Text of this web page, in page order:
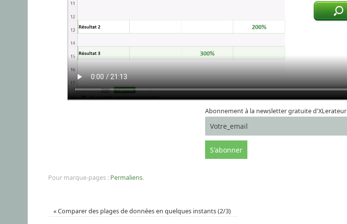
Abonnement à la newsletter gratuite d'XLerateur
Pour marque-pages : Permaliens.
«Comparer des plages de données en quelques instants (2/3)